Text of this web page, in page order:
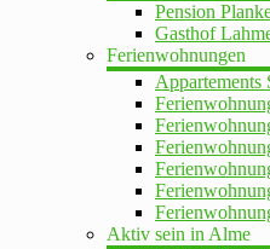
Pension
Gasthof
Ferienwohnungen
Appartements
Aktiv sein in Alme